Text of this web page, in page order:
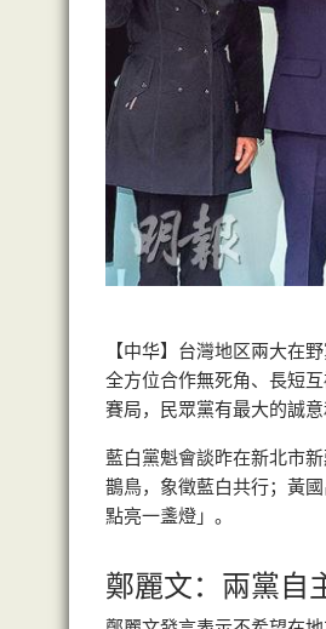
【中华】台灣地区兩大在
全方位合作無死角、長短
賽局，民眾黨有最大的誠
藍白黨魁會談昨在新北市
鵲鳥，象徵藍白共行；黃
點亮一盞燈」。
鄭麗文：兩黨自